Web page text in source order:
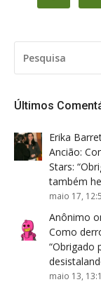
POR:
Últimos
Erika
Ancião:
Stars: “
também
maio 17,
Anônimo
Como
“Obrigado
maio 13,